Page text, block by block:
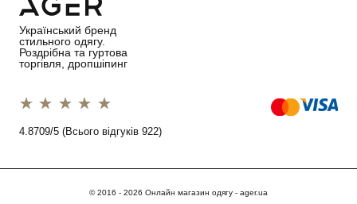
Український бренд
стильного одягу.
Роздрібна та гуртова
торгівля, дропшіпинг
1 star
2 stars
3 stars
4 stars
5 stars
4.8709/5 (Всього відгуків 922)
© 2016 - 2026 Онлайн магазин одягу - ager.ua